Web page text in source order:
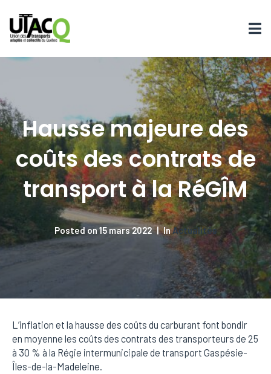
Hausse majeure des
coûts des contrats de
transport à la RéGÎM
Posted on15 mars 2022 InActualités
L’inflation et la hausse des coûts du carburant font bondir
en moyenne les coûts des contrats des transporteurs de 25
à 30 % à la Régie intermunicipale de transport Gaspésie-
Îles-de-la-Madeleine.